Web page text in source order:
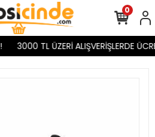
3000 TL ÜZERİ ALIŞVERİŞLERDE
0